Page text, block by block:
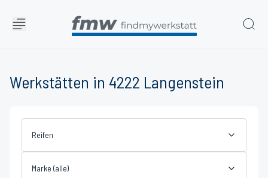
Werkstätten in 4222 Langenstein
Reifen
Marke (alle)